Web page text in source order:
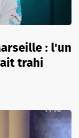
: l'un
trahi